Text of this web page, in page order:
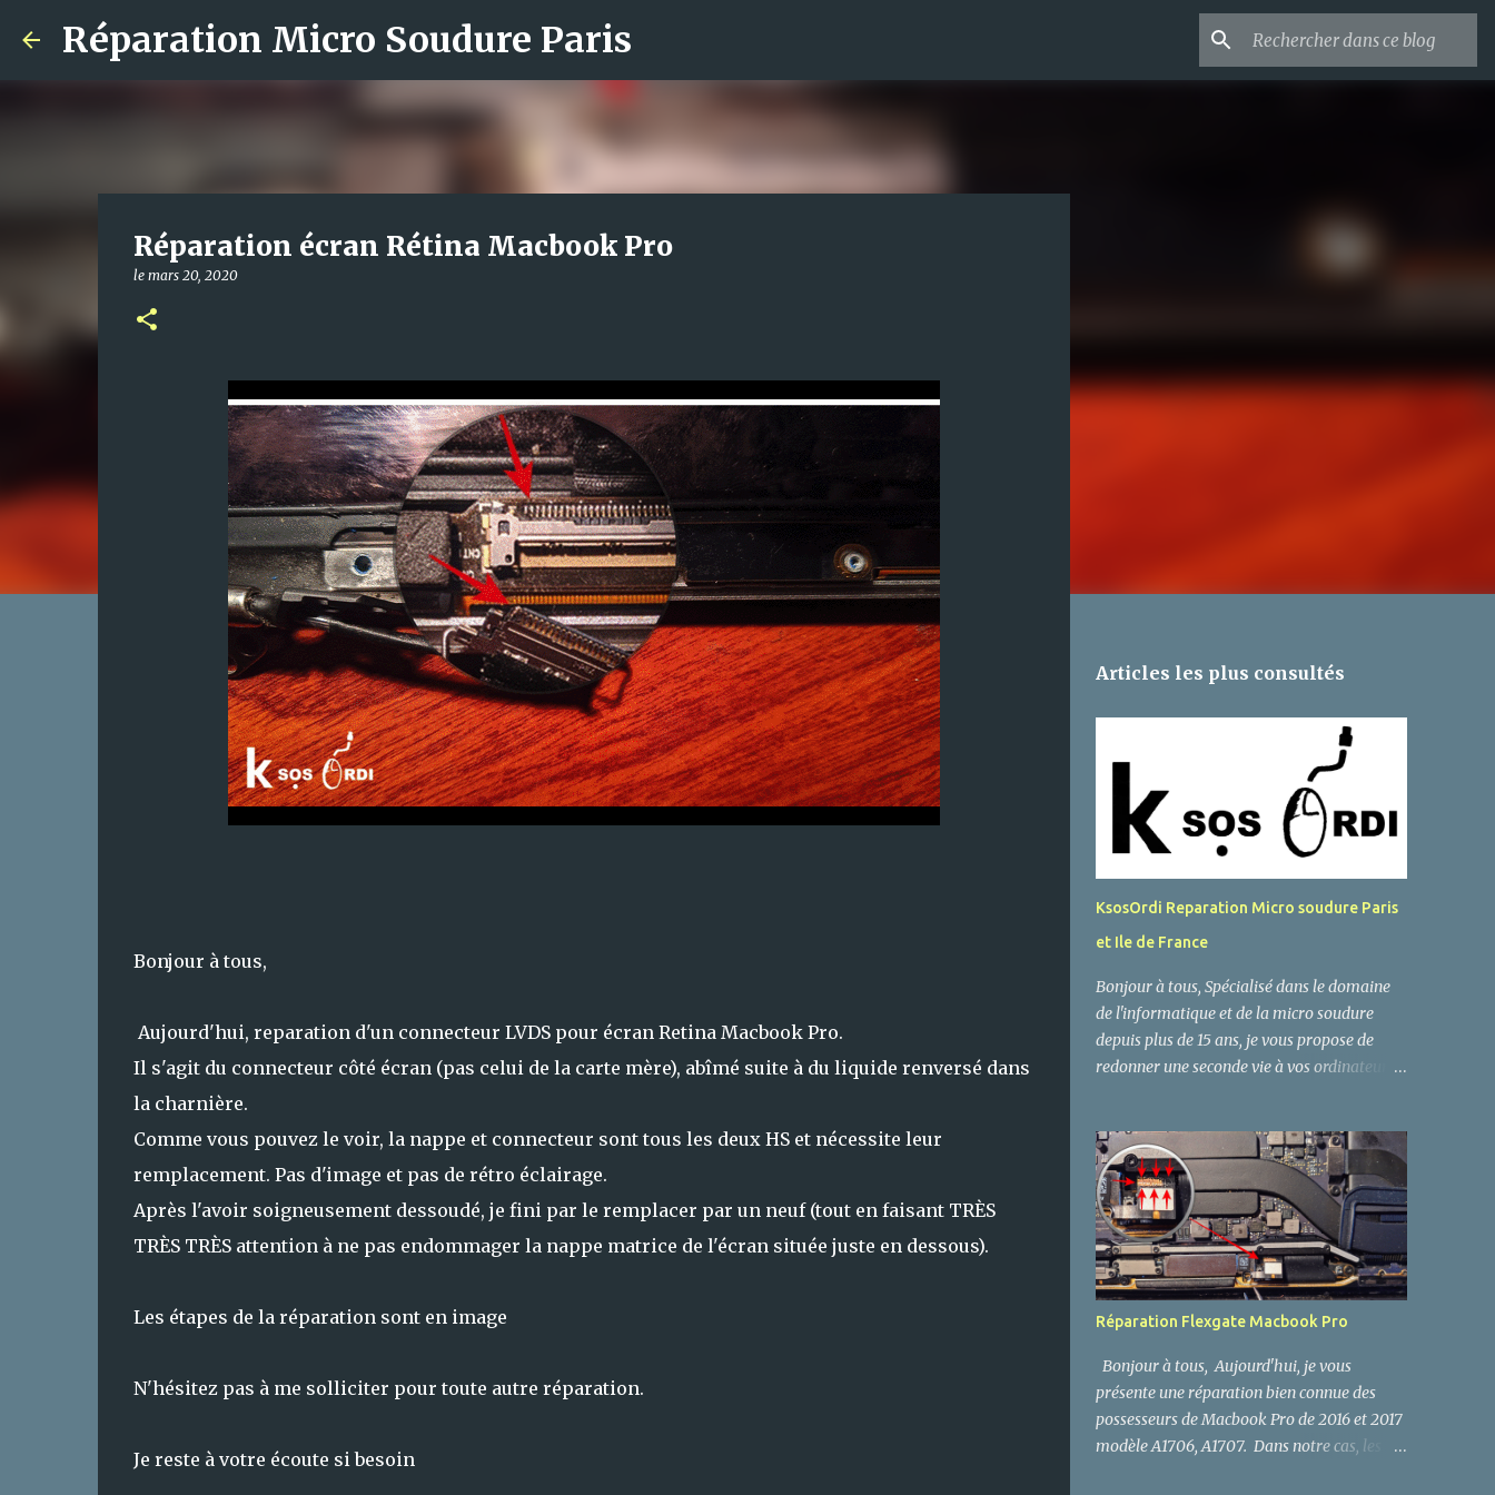
Réparation Micro Soudure Paris
Réparation écran Rétina Macbook Pro
le mars 20, 2020
Bonjour à tous,
Aujourd'hui, reparation d'un connecteur LVDS pour écran Retina Macbook Pro.
Il s'agit du connecteur côté écran (pas celui de la carte mère), abîmé suite à du liquide renversé dans
la charnière.
Comme vous pouvez le voir, la nappe et connecteur sont tous les deux HS et nécessite leur
remplacement. Pas d'image et pas de rétro éclairage.
Après l'avoir soigneusement dessoudé, je fini par le remplacer par un neuf (tout en faisant TRÈS
TRÈS TRÈS attention à ne pas endommager la nappe matrice de l'écran située juste en dessous).
Les étapes de la réparation sont en image
N'hésitez pas à me solliciter pour toute autre réparation.
Je reste à votre écoute si besoin
Articles les plus consultés
KsosOrdi Reparation Micro soudure Paris
et Ile de France
Bonjour à tous, Spécialisé dans le domaine
de l'informatique et de la micro soudure
depuis plus de 15 ans, je vous propose de
redonner une seconde vie à vos ordinateurs,
Paris Réparateur de produits électroniques
Réparation électronique et Micro soudure
CMS : - DC Power Jack (Connecteur
d'alimentation). - Connecteur LVDS - Ports
USB 2.0 et 3.0, Micro USB et Mini USB. -
Ports HDMI (Playstation PS4, Xbox, PC,
iMac, Macbook Pro , TV - Ports SATA et
eSata - Connecteur Batterie Macbook Pro,
PC, iPhone et Android... - Ports VGA DVI,
Prise Jack Audio. - Connecteur Réseau RJ45,
RJ11. - Chipset, Diode, Mosfet... - Connecteur
Iphone, Ipod, Ipad, android... - Réparation
Réparation Flexgate Macbook Pro
Bonjour à tous, Aujourd'hui, je vous
présente une réparation bien connue des
possesseurs de Macbook Pro de 2016 et 2017
modèle A1706, A1707. Dans notre cas, les